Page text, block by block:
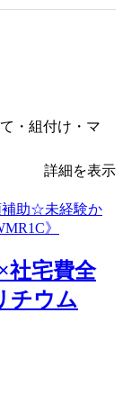
・組付け・マ
詳細を表示
社宅費全
チウム